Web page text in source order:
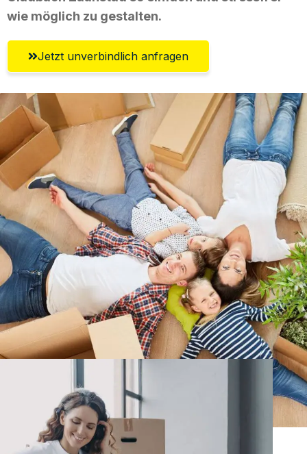
wie möglich zu gestalten.
Jetzt unverbindlich anfragen